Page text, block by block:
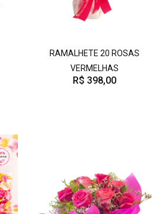
RAMALHETE 20 ROSAS
VERMELHAS
R$ 398,00